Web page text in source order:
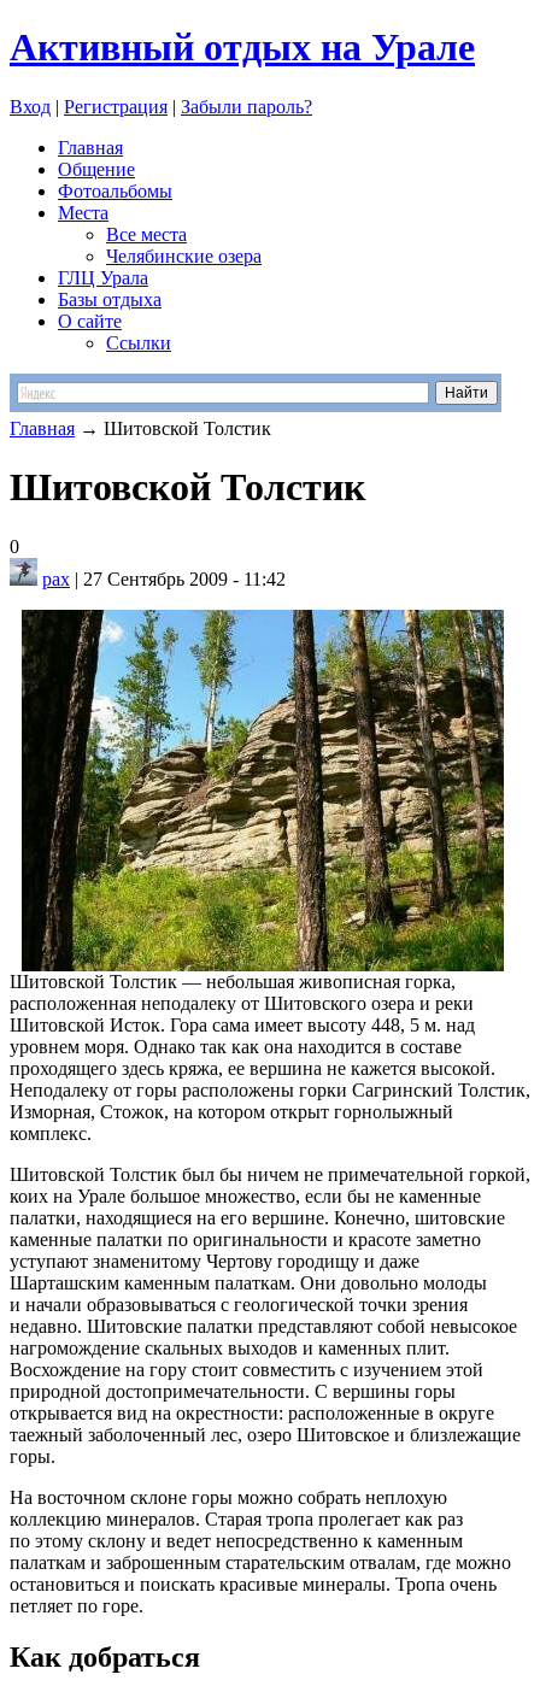
Активный отдых на Урале
Вход | Регистрация | Забыли пароль?
Главная
Общение
Фотоальбомы
Места
Все места
Челябинские озера
ГЛЦ Урала
Базы отдыха
О сайте
Ссылки
Главная → Шитовской Толстик
Шитовской Толстик
0
pax | 27 Сентябрь 2009 - 11:42
Шитовской Толстик — небольшая живописная горка,
расположенная неподалеку от Шитовского озера и реки
Шитовской Исток. Гора сама имеет высоту 448, 5 м. над
уровнем моря. Однако так как она находится в составе
проходящего здесь кряжа, ее вершина не кажется высокой.
Неподалеку от горы расположены горки Сагринский Толстик,
Изморная, Стожок, на котором открыт горнолыжный
комплекс.
Шитовской Толстик был бы ничем не примечательной горкой,
коих на Урале большое множество, если бы не каменные
палатки, находящиеся на его вершине. Конечно, шитовские
каменные палатки по оригинальности и красоте заметно
уступают знаменитому Чертову городищу и даже
Шарташским каменным палаткам. Они довольно молоды
и начали образовываться с геологической точки зрения
недавно. Шитовские палатки представляют собой невысокое
нагромождение скальных выходов и каменных плит.
Восхождение на гору стоит совместить с изучением этой
природной достопримечательности. С вершины горы
открывается вид на окрестности: расположенные в округе
таежный заболоченный лес, озеро Шитовское и близлежащие
горы.
На восточном склоне горы можно собрать неплохую
коллекцию минералов. Старая тропа пролегает как раз
по этому склону и ведет непосредственно к каменным
палаткам и заброшенным старательским отвалам, где можно
остановиться и поискать красивые минералы. Тропа очень
петляет по горе.
Как добраться